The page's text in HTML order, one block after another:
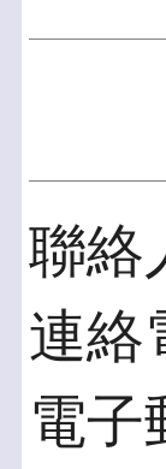
聯絡
連絡
電子